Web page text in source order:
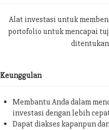
Alat investasi untuk
portofolio untuk mencapai
ditentukan
Keunggulan
Membantu Anda dalam
investasi dengan lebih
Dapat diakses kapanpun